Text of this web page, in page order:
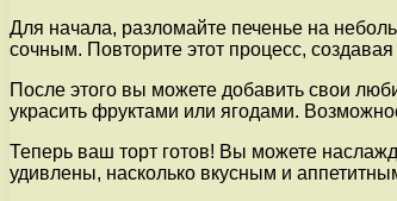
Для начала, разломайте печенье на
сочным. Повторите этот процесс,
После этого вы можете добавить свои
украсить фруктами или ягодами.
Теперь ваш торт готов! Вы можете
удивлены, насколько вкусным и